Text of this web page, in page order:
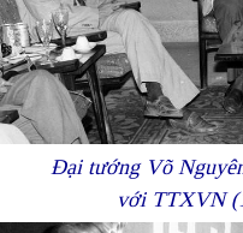
Đại tướng Võ
với TTXVN